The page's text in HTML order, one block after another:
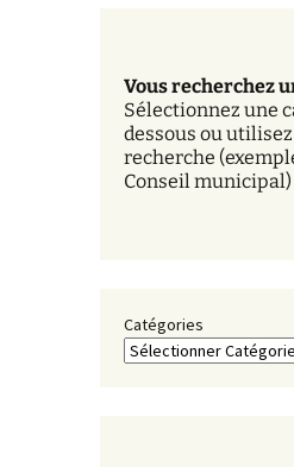
e
s
Vous recherchez
Sélectionnez une
dessous ou
recherche
Conseil municipal)
Catégories